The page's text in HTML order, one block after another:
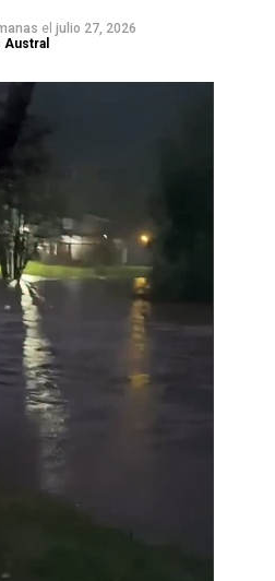
176 servicios de transporte
electoral
foco de riesgo cerca del
el julio 27, 2026
Austral